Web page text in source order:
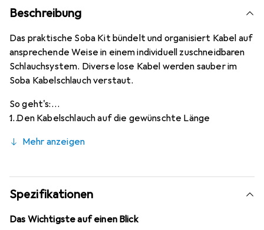
Beschreibung
Das praktische Soba Kit bündelt und organisiert Kabel auf
ansprechende Weise in einem individuell zuschneidbaren
Schlauchsystem. Diverse lose Kabel werden sauber im
Soba Kabelschlauch verstaut.
So geht's:
1. Den Kabelschlauch auf die gewünschte Länge
2. Eines oder mehrere Kabel mit Hilfe des raffinierten
3. Mit dem Y Splitter, falls gewünscht, eine Verzweigung
einsetzen.
4. Den Kabelschlauch mit den Clips an der Wand oder am
Schreibtisch befestigen.
Mehr anzeigen
Spezifikationen
Das Wichtigste auf einen Blick